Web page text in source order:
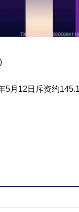
5月12日斥资约